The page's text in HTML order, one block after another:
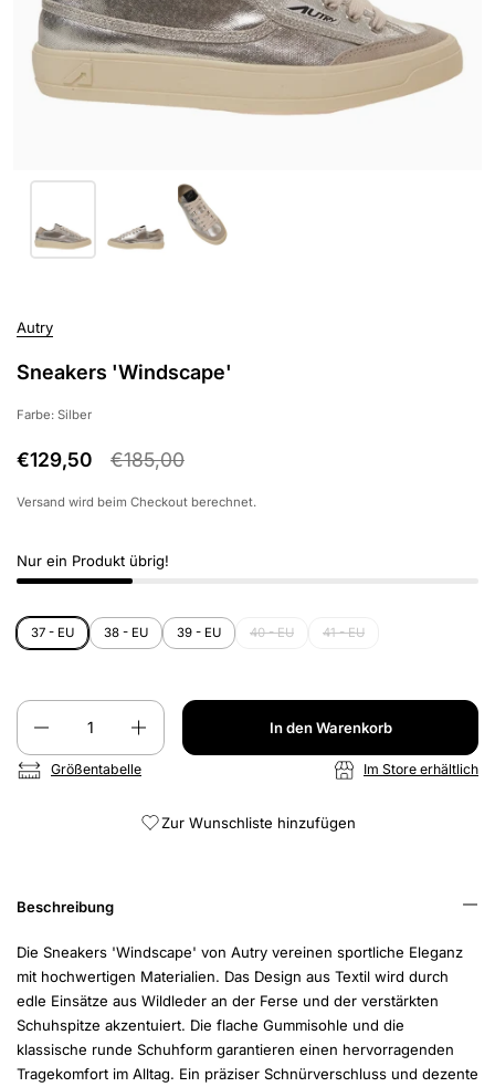
Autry
Sneakers 'Windscape'
Farbe: Silber
€129,50 €185,00
Versand wird beim Checkout berechnet.
Nur ein Produkt übrig!
37 - EU 38 - EU 39 - EU 40 - EU 41 - EU
Anzahl
In den Warenkorb
Größentabelle Im Store erhältlich
Zur Wunschliste hinzufügen
Beschreibung
Die Sneakers 'Windscape' von Autry vereinen sportliche Eleganz
mit hochwertigen Materialien. Das Design aus Textil wird durch
edle Einsätze aus Wildleder an der Ferse und der verstärkten
Schuhspitze akzentuiert. Die flache Gummisohle und die
klassische runde Schuhform garantieren einen hervorragenden
Tragekomfort im Alltag. Ein präziser Schnürverschluss und dezente